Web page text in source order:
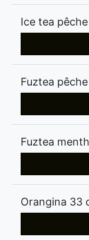
Ice tea
Fuztea
Fuztea
Orangina 33